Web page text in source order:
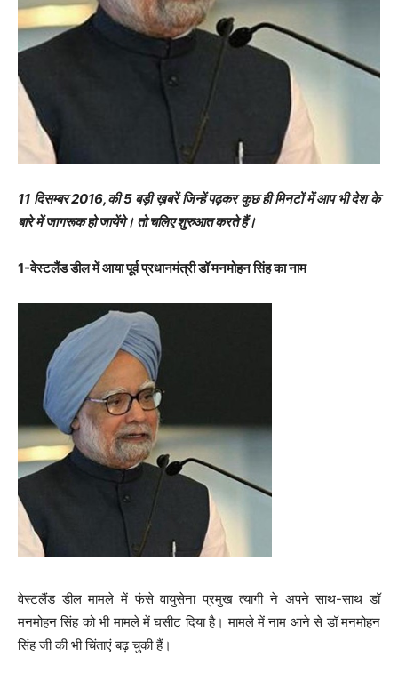
11 दिसम्बर 2016,की 5 बड़ी ख़बरें जिन्हें पढ़कर कुछ ही मिनटों में आप भी देश के
बारे में जागरूक हो जायेंगे। तो चलिए शुरुआत करते हैं।
1-वेस्टलैंड डील में आया पूर्व प्रधानमंत्री डॉ मनमोहन सिंह का नाम
वेस्टलैंड डील मामले में फंसे वायुसेना प्रमुख त्यागी ने अपने साथ-साथ डॉ
मनमोहन सिंह को भी मामले में घसीट दिया है। मामले में नाम आने से डॉ मनमोहन
सिंह जी की भी चिंताएं बढ़ चुकी हैं।